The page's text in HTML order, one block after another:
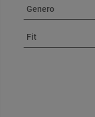
Genero
Fit